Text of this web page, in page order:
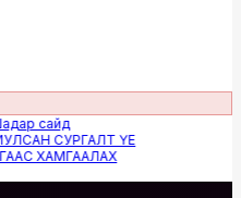
СУРГАЛТ ҮЕ